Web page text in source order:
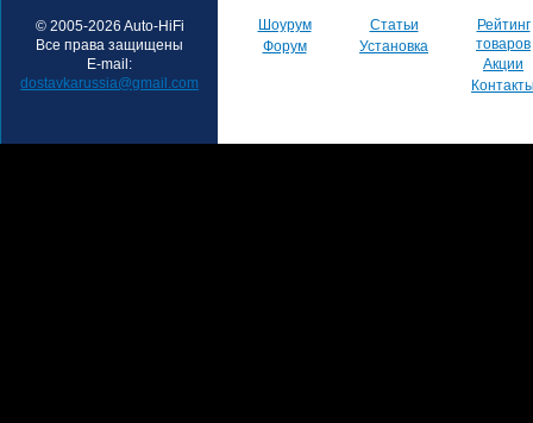
© 2005-2026 Auto-HiFi
Все права защищены
E-mail:
dostavkarussia@gmail.com
Шоурум
Форум
Статьи
Установка
Рейтинг
товаров
Акции